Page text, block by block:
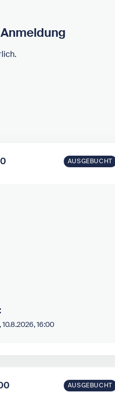
AUSGEBUCHT
10.8.2026, 16:00
AUSGEBUCHT